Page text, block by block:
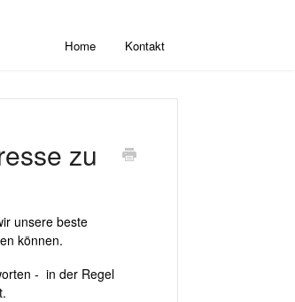
Home Kontakt
zu
unsere beste
können.
- in der Regel